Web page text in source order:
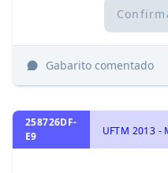
Gabarito comentado
258726DF-
E9